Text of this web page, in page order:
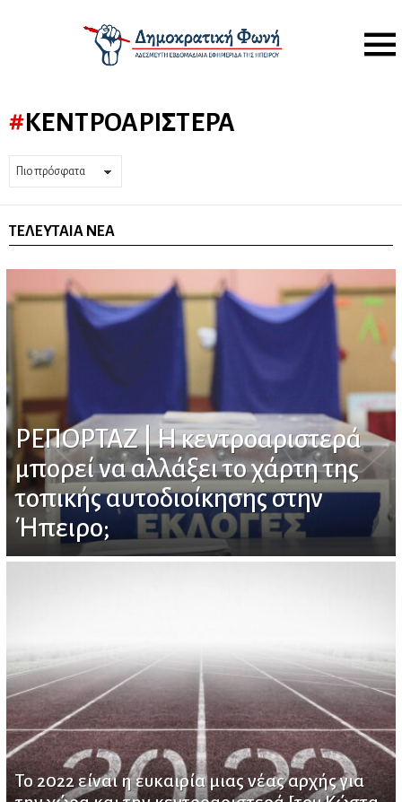
Menu
ΚΕΝΤΡΟΑΡΙΣΤΕΡΆ
ΤΕΛΕΥΤΑΊΑ ΝΈΑ
ΡΕΠΟΡΤΑΖ | Η κεντροαριστερά
μπορεί να αλλάξει το χάρτη της
τοπικής αυτοδιοίκησης στην
Ήπειρο;
Το 2022 είναι η ευκαιρία μιας νέας αρχής για